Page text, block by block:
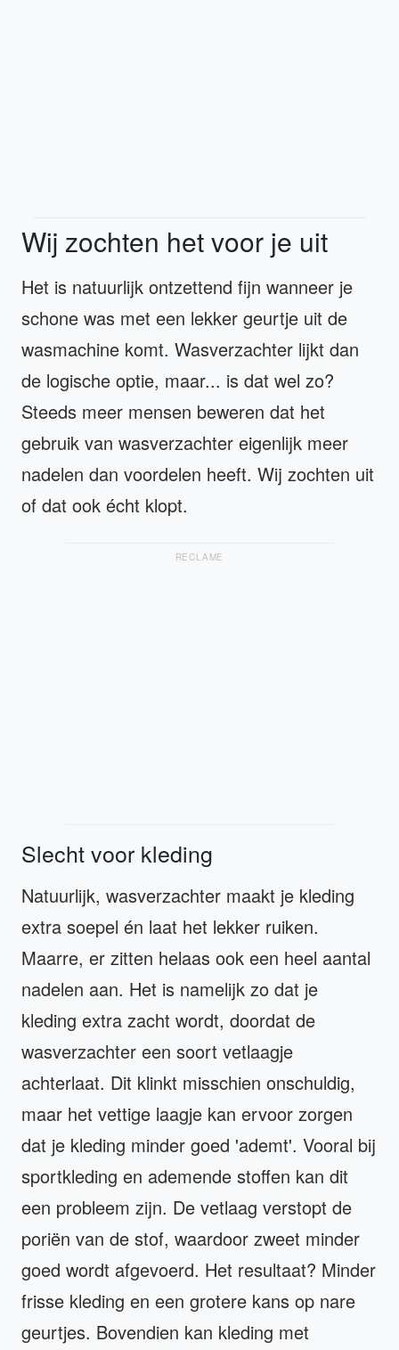
Wij zochten het voor je uit
Het is natuurlijk ontzettend fijn wanneer je
schone was met een lekker geurtje uit de
wasmachine komt. Wasverzachter lijkt dan
de logische optie, maar... is dat wel zo?
Steeds meer mensen beweren dat het
gebruik van wasverzachter eigenlijk meer
nadelen dan voordelen heeft. Wij zochten uit
of dat ook écht klopt.
RECLAME
Slecht voor kleding
Natuurlijk, wasverzachter maakt je kleding
extra soepel én laat het lekker ruiken.
Maarre, er zitten helaas ook een heel aantal
nadelen aan. Het is namelijk zo dat je
kleding extra zacht wordt, doordat de
wasverzachter een soort vetlaagje
achterlaat. Dit klinkt misschien onschuldig,
maar het vettige laagje kan ervoor zorgen
dat je kleding minder goed 'ademt'. Vooral bij
sportkleding en ademende stoffen kan dit
een probleem zijn. De vetlaag verstopt de
poriën van de stof, waardoor zweet minder
goed wordt afgevoerd. Het resultaat? Minder
frisse kleding en een grotere kans op nare
geurtjes. Bovendien kan kleding met